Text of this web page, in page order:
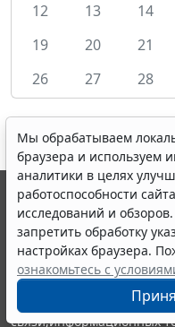
12
13 14
19
20 21
26
27 28
Мы обрабатываем
браузера и используем
аналитики в целях
работоспособности
исследований и
запретить обработку
настройках браузера.
ознакомьтесь с
© ООО "НПП "ГАРАНТ-
выпускается с 1990
являются участниками
информации ГАРАНТ.
Портал ГАРАНТ.РУ
издания Федеральной
связи,информационных